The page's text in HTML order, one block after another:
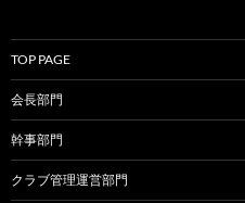
TOP PAGE
会長部門
幹事部門
クラブ管理運営部門